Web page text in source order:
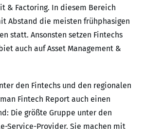
& Factoring. In diesem Bereich
Abstand die meisten frühphasigen
statt. Ansonsten setzen Fintechs
auch auf Asset Management &
den Fintechs und den regionalen
Fintech Report auch einen
Die größte Gruppe unter den
Service-Provider. Sie machen mit